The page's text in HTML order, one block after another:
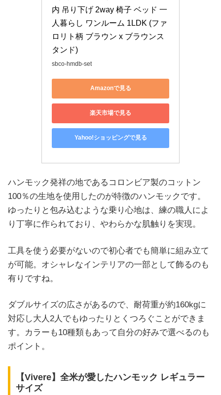
内 吊り下げ 2way 椅子 ベッド 一
人暮らし ワンルーム 1LDK (ファ
ロリト柄 ブラウン x ブラウンス
タンド)
sbco-hmdb-set
Amazonで見る
楽天市場で見る
Yahoo!ショッピングで見る
ハンモック発祥の地であるコロンビア製のコットン
100％の生地を使用したのが特徴のハンモックです。
ゆったりと包み込むような乗り心地は、練の職人によ
り丁寧に作られており、やわらかな肌触りを実現。
工具を使う必要がないので初心者でも簡単に組み立て
が可能。オシャレなインテリアの一部として飾るのも
有りですね。
ダブルサイズの広さがあるので、耐荷重が約160kgに
対応し大人2人でもゆったりとくつろぐことができま
す。カラーも10種類もあって自分の好みで選べるのも
ポイント。
【Vivere】全米が愛したハンモック レギュラー
サイズ